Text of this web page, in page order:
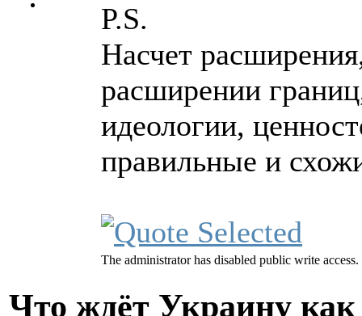
P.S.
Насчет
расширении
идеологии,
правильные и
The administrator has disabled public write access.
Что ждёт Украину как